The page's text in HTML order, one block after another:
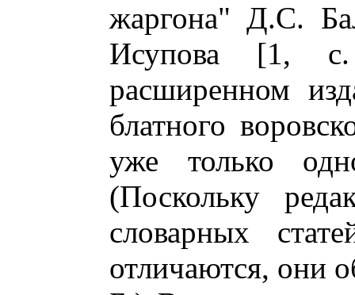
жаргона" Д.С.
Исупова [1,
расширенном
блатного
уже только
(Поскольку
словарных
отличаются, они